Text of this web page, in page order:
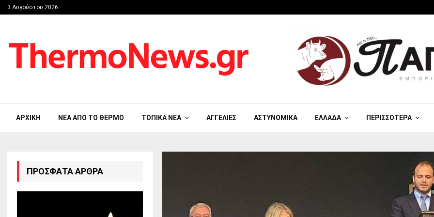
3 Αυγούστου 2026
ΑΡΧΙΚΉ ΝΈΑ ΑΠΟ ΤΟ ΘΈΡΜΟ ΤΟΠΙΚΆ ΝΈΑ ΑΓΓΕΛΊΕΣ ΑΣΤΥΝΟΜΙΚΆ ΕΛΛΆΔΑ ΠΕΡΙΣΣΌΤΕΡΑ
ΠΡΌΣΦΑΤΑ ΆΡΘΡΑ